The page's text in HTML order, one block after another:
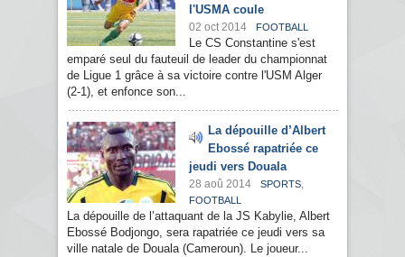
l'USMA coule
02 oct 2014 FOOTBALL
Le CS Constantine s'est
emparé seul du fauteuil de leader du championnat
de Ligue 1 grâce à sa victoire contre l'USM Alger
(2-1), et enfonce son...
La dépouille d’Albert
Ebossé rapatriée ce
jeudi vers Douala
28 aoû 2014 SPORTS,
FOOTBALL
La dépouille de l’attaquant de la JS Kabylie, Albert
Ebossé Bodjongo, sera rapatriée ce jeudi vers sa
ville natale de Douala (Cameroun). Le joueur...